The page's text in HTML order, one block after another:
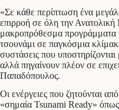
«Σε κάθε περίπτωση ένα
επιρροή σε όλη την
μακροπρόθεσμα προγράμματα
τσουνάμι σε παγκόσμια
συστάσεις που
αλλά πηγαίνουν πλέον σε
Παπαδόπουλος.
Οι ενέργειες που ζητούνται
«σημαία Tsunami Ready»